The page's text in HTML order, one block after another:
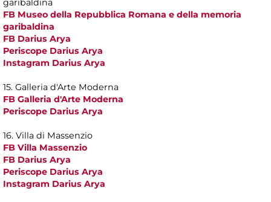
garibaldina
FB Museo della Repubblica Romana e della memoria
garibaldina
FB Darius Arya
Periscope Darius Arya
Instagram Darius Arya
15. Galleria d'Arte Moderna
FB Galleria d'Arte Moderna
Periscope Darius Arya
16. Villa di Massenzio
FB Villa Massenzio
FB Darius Arya
Periscope Darius Arya
Instagram Darius Arya